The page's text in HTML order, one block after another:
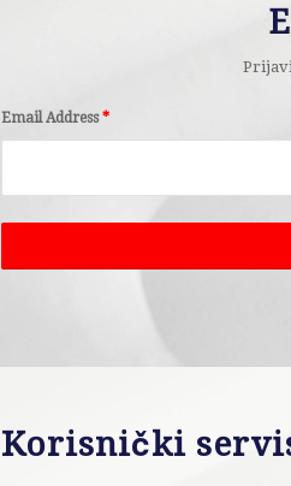
Email Address*
Korisnički